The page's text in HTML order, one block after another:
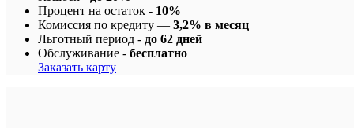
Процент на остаток - 10%
Комиссия по кредиту — 3,2% в месяц
Льготный период - до 62 дней
Обслуживание - бесплатно
Заказать карту